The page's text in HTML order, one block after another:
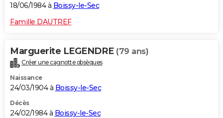
18/06/1984 à Boissy-le-Sec
Famille DAUTREF
Marguerite LEGENDRE (79 ans)
Créer une cagnotte obsèques
Naissance
24/03/1904 à Boissy-le-Sec
Décès
24/02/1984 à Boissy-le-Sec